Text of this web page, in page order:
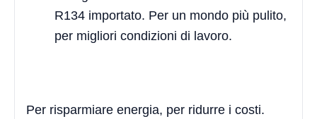
R134 importato. Per un mondo più pulito,
per migliori condizioni di lavoro.
Per risparmiare energia, per ridurre i costi.